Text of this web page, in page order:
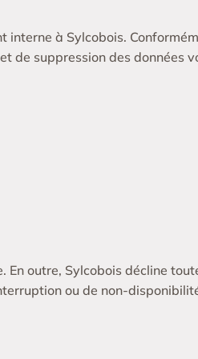
à Sylcobois.
suppression des données
outre, Sylcobois décline
ou de non-